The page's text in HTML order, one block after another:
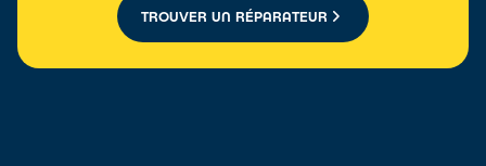
TROUVER UN RÉPARATEUR